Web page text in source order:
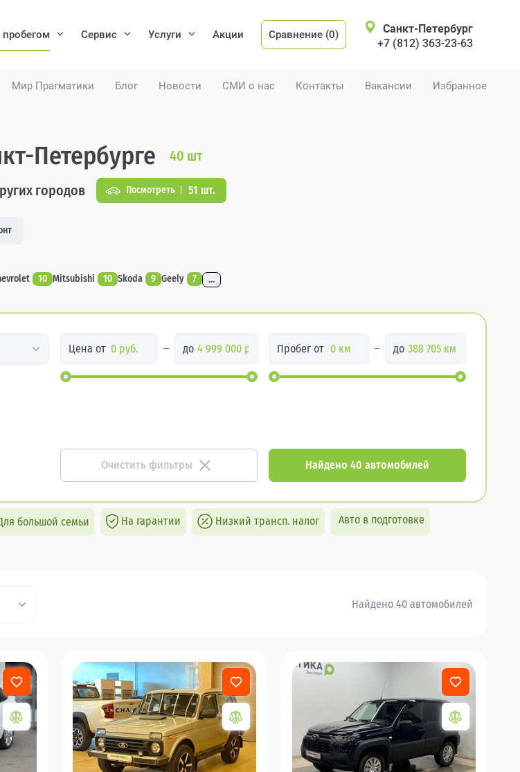
Мир Прагматики Блог Новости СМИ о нас Контакты Вакансии Избранное
Сервис Услуги Акции Сравнение (0)
Санкт-Петербург
+7 (812) 363-23-63
Петербурге 40 шт
городов Посмотреть 51 шт.
10 Mitsubishi 10 Skoda 9 Geely 7 ...
Цена от до Пробег от до
Очистить фильтры Найдено 40 автомобилей
большой семьи На гарантии Низкий трансп. налог Авто в подготовке
Найдено 40 автомобилей